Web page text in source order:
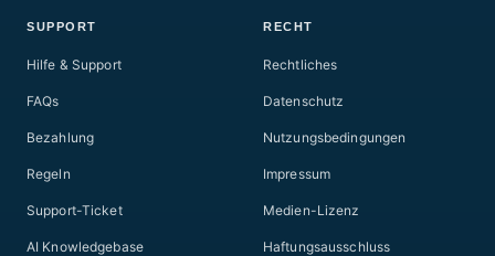
SUPPORT
Hilfe & Support
FAQs
Bezahlung
Regeln
Support-Ticket
AI Knowledgebase
RECHT
Rechtliches
Datenschutz
Nutzungsbedingungen
Impressum
Medien-Lizenz
Haftungsausschluss